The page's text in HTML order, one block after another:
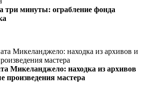
три минуты: ограбление фонда
Микеланджело: находка из архивов
произведения мастера